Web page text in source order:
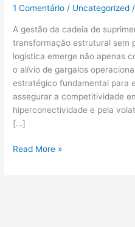
1 Comentário / Uncategorized /
A gestão da cadeia de
transformação estrutural sem
logística emerge não apenas
o alívio de gargalos
estratégico fundamental para
assegurar a competitividade
hiperconectividade e pela
[…]
Terceirização
Read More »